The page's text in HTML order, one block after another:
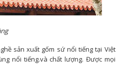
sản xuất gốm sứ nổi tiếng tại Việt
nổi tiếng.và chất lượng. Được mọi